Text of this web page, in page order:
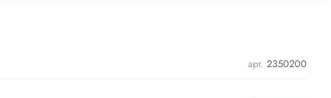
арт. 2350200